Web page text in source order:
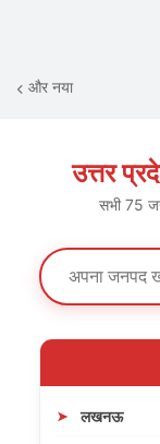
और नया
उत्तर
सभी 75
लखनऊ